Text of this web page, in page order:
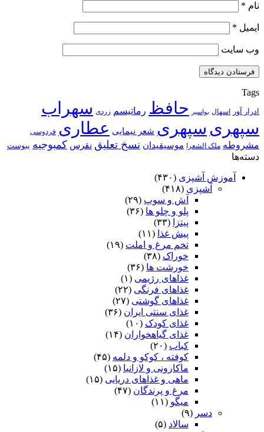
نام *
ایمیل *
وب‌ سایت
Tags
ادرار آور اسهال بواسیر حافظ رماتیسم زردی سهراب
سپهری سپهری شعر نیمایی عطاری فردوسی
مشروطه ملک الشعرا موسیقیدان نسخ تعلیق نقرس کمبوجیه یبوست
دسته‌ها
آموزش آشپزی (۴۳۰)
آشپزی (۴۱۸)
آش و سوپ (۲۹)
پلو و چلو ها (۳۶)
پیتزا
(۳۳)
پیش غذا (۱۱)
تخم مرغ و املت (۱۹)
خوراک (۳۸)
خورشت ها (۳۶)
غذاهای رژیمی (۱)
غذاهای فرنگی (۲۲)
غذاهای گوشتی (۲۷)
غذای سنتی ایران (۳۶)
غذای کودک (۱۰)
غذای گیاهخواران (۱۴)
کباب (۲۰)
کوفته ، کوکو و دلمه (۴۵)
ماکارونی و لازانیا (۱۵)
ماهی و غذاهای دریایی (۱۵)
مرغ و پرندگان (۴۷)
میگو (۱۱)
دسر (۹)
سالاد (۵)